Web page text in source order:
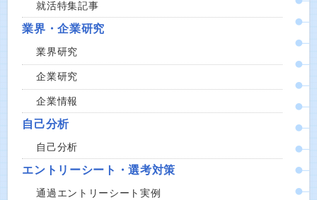
就活特集記事
業界・企業研究
業界研究
企業研究
企業情報
自己分析
自己分析
エントリーシート・選考対策
通過エントリーシート実例